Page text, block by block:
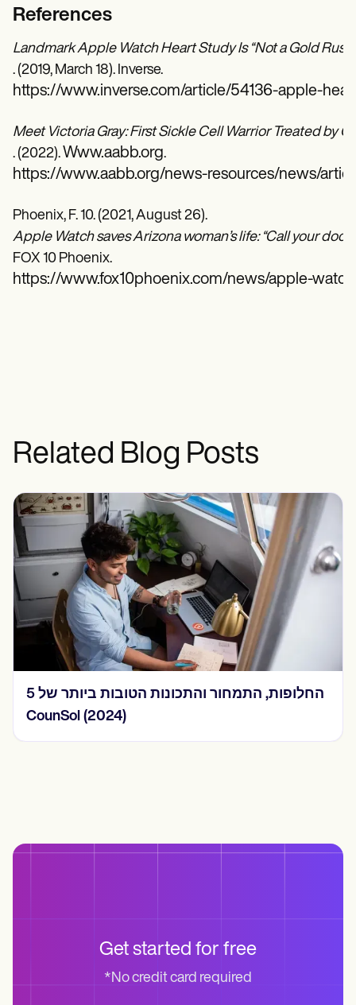
References
Landmark Apple Watch Heart Study Is “Not a Gold
. (2019, March 18). Inverse.
https://www.inverse.com/article/54136-apple-
Meet Victoria Gray: First Sickle Cell Warrior Treated by
. (2022). Www.aabb.org.
https://www.aabb.org/news-resources/news/
Phoenix, F. 10. (2021, August 26).
Apple Watch saves Arizona woman’s life: “Call your
FOX 10 Phoenix.
https://www.fox10phoenix.com/news/apple-
Related Blog Posts
5 החלופות, התמחור והתכונות הטובות ביותר של
CounSol (2024)
Get started for free
*No credit card required